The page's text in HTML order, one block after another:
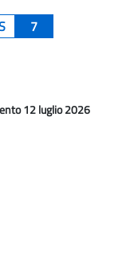
7
12 luglio 2026